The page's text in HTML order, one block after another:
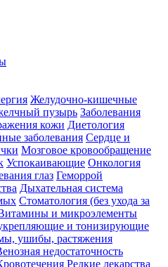
Желудочно-кишечные
пузырь Заболевания
кожи Диетология
заболевания Сердце и
Мозговое кровообращение
Успокаивающие Онкология
глаз Геморрой
Дыхательная система
Стоматология (без ухода за
и микроэлементы
и тонизирующие
ушибы, растяжения
недостаточность
Редкие лекарства